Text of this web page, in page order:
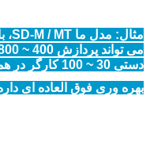
دستی 30 ~ 100 کارگر در همان زمان کار است.
بهره وری فوق العاده ای